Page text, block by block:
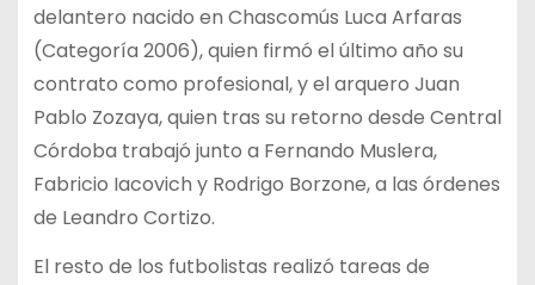
delantero nacido en Chascomús Luca Arfaras
(Categoría 2006), quien firmó el último año su
contrato como profesional, y el arquero Juan
Pablo Zozaya, quien tras su retorno desde Central
Córdoba trabajó junto a Fernando Muslera,
Fabricio Iacovich y Rodrigo Borzone, a las órdenes
de Leandro Cortizo.
El resto de los futbolistas realizó tareas de